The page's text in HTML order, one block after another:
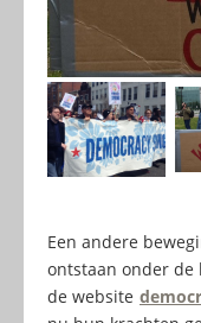
Een andere
ontstaan onder de
de website